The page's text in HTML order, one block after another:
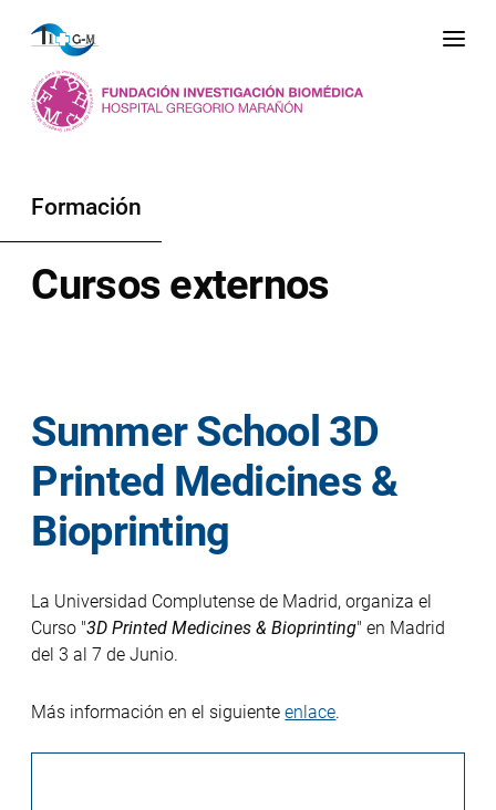
Formación
Cursos externos
Summer School 3D
Printed Medicines &
Bioprinting
La Universidad Complutense de Madrid, organiza el
Curso "3D Printed Medicines & Bioprinting" en Madrid
del 3 al 7 de Junio.
Más información en el siguienteenlace.